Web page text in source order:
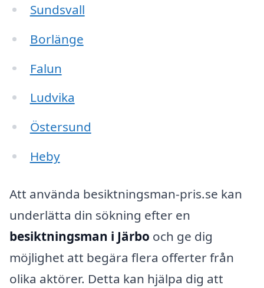
Sundsvall
Borlänge
Falun
Ludvika
Östersund
Heby
Att använda besiktningsman-pris.se kan
underlätta din sökning efter en
besiktningsman i Järbo och ge dig
möjlighet att begära flera offerter från
olika aktörer. Detta kan hjälpa dig att